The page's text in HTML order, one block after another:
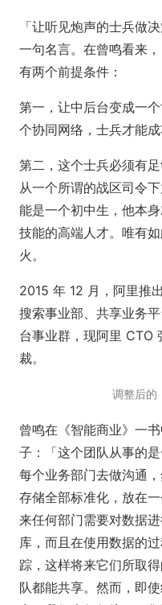
「让听见炮声的士兵做
一句名言。在曾鸣看来
有两个前提条件：
第一，让中后台变成一
个协同网络，士兵才能成
第二，这个士兵必须有
从一个所谓的战区司令
能是一个初中生，他本
技能的高端人才。唯有
火。
2015 年 12 月，阿里推
搜索事业部、共享业务
台事业群，现阿里 CTO
裁。
调整后的
曾鸣在《智能商业》一
子：「这个团队从事的
每个业务部门去做沟通
存储全部标准化，放在
来任何部门需要对数据
库，而且在使用数据的
踪，这样将来它们所取
队都能共享。然而，即